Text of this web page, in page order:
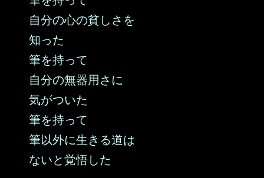
自分の心の貧しさを
知った
筆を持って
自分の無器用さに
気がついた
筆を持って
筆以外に生きる道は
ないと覚悟した